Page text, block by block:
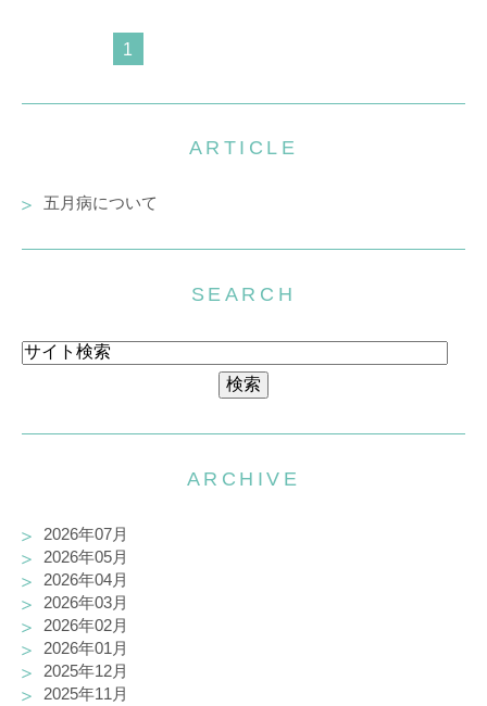
1
ARTICLE
五月病について
SEARCH
ARCHIVE
2026年07月
2026年05月
2026年04月
2026年03月
2026年02月
2026年01月
2025年12月
2025年11月